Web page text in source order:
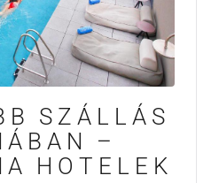
SZÁLLÁS
–
HOTELEK